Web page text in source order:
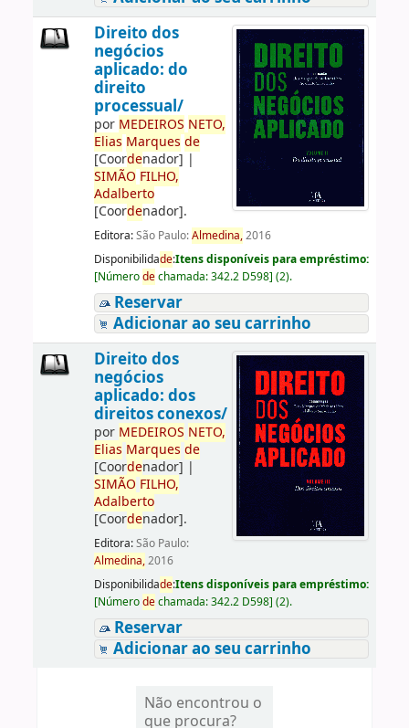
Direito dos
negócios
aplicado: do
direito
processual/
por MEDEIROS NETO,
Elias Marques de
[Coordenador] |
SIMÃO FILHO,
Adalberto
[Coordenador].
Editora:São Paulo:Almedina,2016
Disponibilidade:Itens disponíveis para empréstimo:
[Númerodechamada:342.2 D598] (2).
Reservar
Adicionar ao seu carrinho
Direito dos
negócios
aplicado: dos
direitos conexos/
por MEDEIROS NETO,
Elias Marques de
[Coordenador] |
SIMÃO FILHO,
Adalberto
[Coordenador].
Editora:São Paulo:
Almedina,2016
Disponibilidade:Itens disponíveis para empréstimo:
[Númerodechamada:342.2 D598] (2).
Reservar
Adicionar ao seu carrinho
Não encontrou o
que procura?